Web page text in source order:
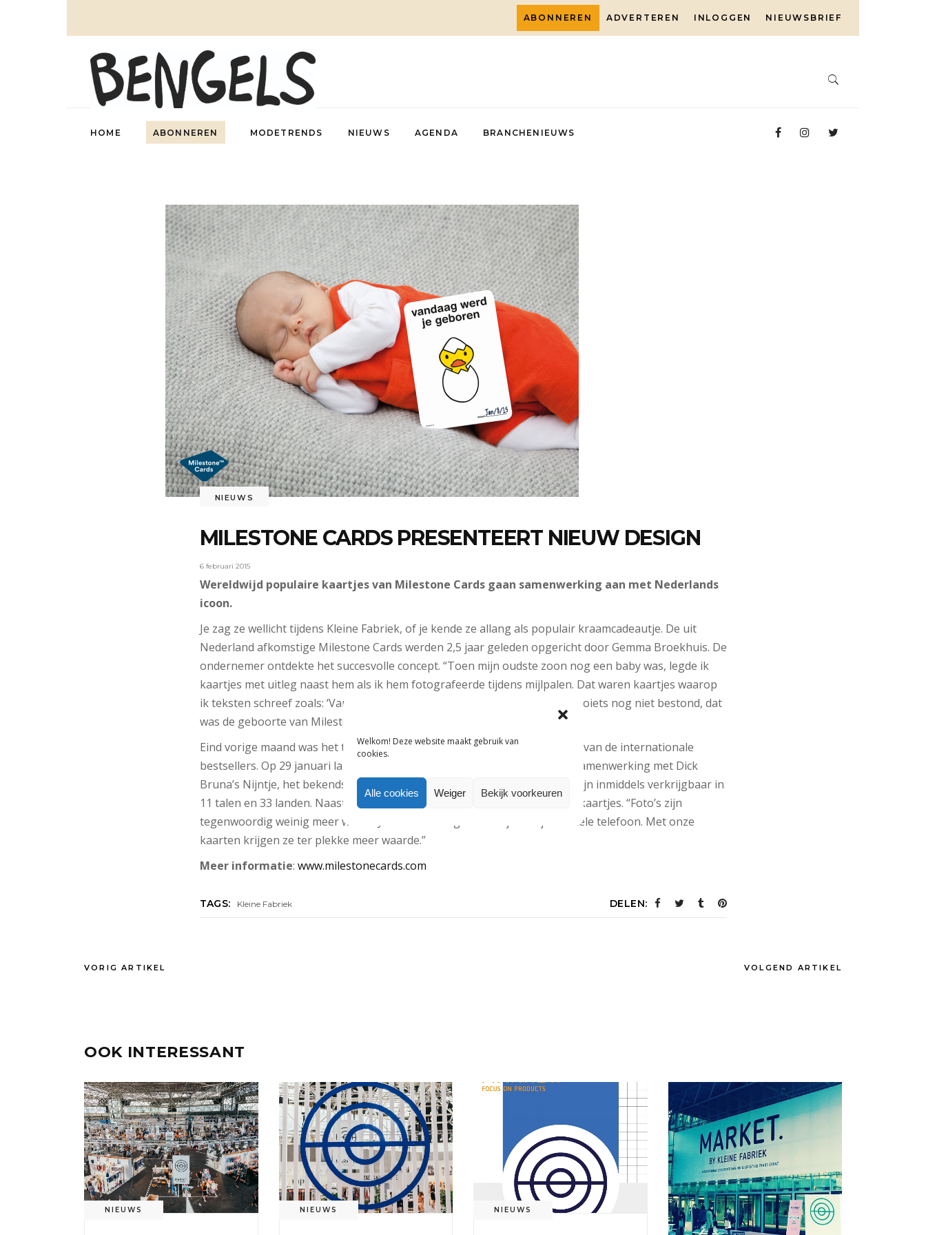
Welkom! Deze website maakt gebruik van
cookies.
Alle cookies Weiger Bekijk voorkeuren
ABONNEREN ADVERTEREN INLOGGEN NIEUWSBRIEF
HOME ABONNEREN MODETRENDS NIEUWS AGENDA BRANCHENIEUWS
NIEUWS
MILESTONE CARDS PRESENTEERT NIEUW DESIGN
6 februari 2015
Wereldwijd populaire kaartjes van Milestone Cards gaan samenwerking aan met Nederlands
icoon.
Je zag ze wellicht tijdens Kleine Fabriek, of je kende ze allang als populair kraamcadeautje. De uit
Nederland afkomstige Milestone Cards werden 2,5 jaar geleden opgericht door Gemma Broekhuis. De
ondernemer ontdekte het succesvolle concept. “Toen mijn oudste zoon nog een baby was, legde ik
kaartjes met uitleg naast hem als ik hem fotografeerde tijdens mijlpalen. Dat waren kaartjes waarop
ik teksten schreef zoals: ‘Vandaag kroop ik voor het eerst’. Ik besefte dat zoiets nog niet bestond, dat
was de geboorte van Milestone Cards.”
Eind vorige maand was het tijd voor een nieuwe, limited edition uitvoering van de internationale
bestsellers. Op 29 januari lanceerde Broekhuis het nieuwste design: een samenwerking met Dick
Bruna’s Nijntje, het bekendste konijntje van Nederland. Milestone Cards zijn inmiddels verkrijgbaar in
11 talen en 33 landen. Naast baby-, zijn er ook peuter- en zwangerschapskaartjes. “Foto’s zijn
tegenwoordig weinig meer waard. Je schiet ze zo gemakkelijk met je mobiele telefoon. Met onze
kaarten krijgen ze ter plekke meer waarde.”
Meer informatie: www.milestonecards.com
TAGS: Kleine Fabriek DELEN:
VORIG ARTIKEL VOLGEND ARTIKEL
OOK INTERESSANT
NIEUWS NIEUWS NIEUWS